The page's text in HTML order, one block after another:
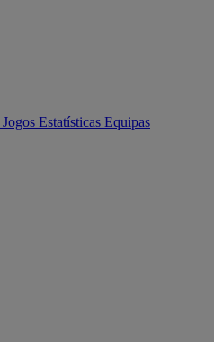
Jogos Estatísticas Equipas